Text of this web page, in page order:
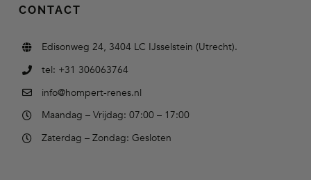
CONTACT
Edisonweg 24, 3404 LC IJsselstein (Utrecht).
tel: +31 306063764
info@hompert-renes.nl
Maandag – Vrijdag: 07:00 – 17:00
Zaterdag – Zondag: Gesloten